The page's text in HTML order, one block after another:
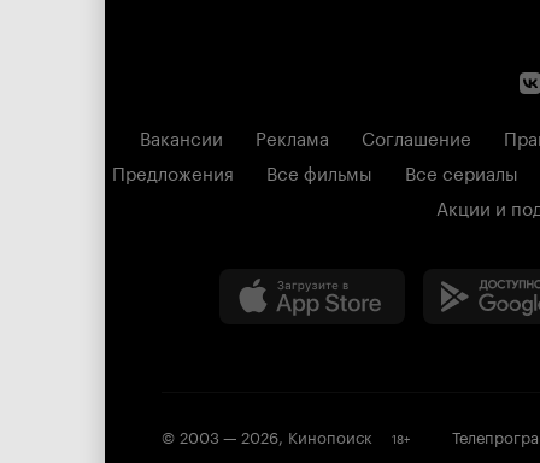
Вакансии Реклама Соглашение
Предложения
Все фильмы
Все сериалы
Акции и
© 2003 — 2026, Кинопоиск 18+